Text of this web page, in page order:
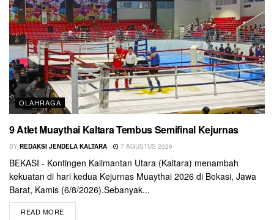
OLAHRAGA
9 Atlet Muaythai Kaltara Tembus Semifinal Kejurnas
BY REDAKSI JENDELA KALTARA 7 AGUSTUS 2026
BEKASI - Kontingen Kalimantan Utara (Kaltara) menambah
kekuatan di hari kedua Kejurnas Muaythai 2026 di Bekasi, Jawa
Barat, Kamis (6/8/2026).Sebanyak...
READ MORE